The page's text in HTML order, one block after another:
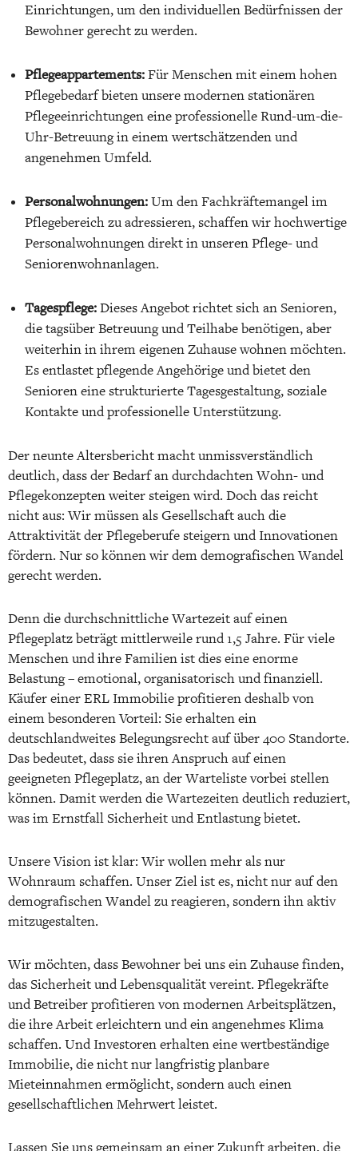
Einrichtungen, um den individuellen Bedürfnissen der
Bewohner gerecht zu werden.
Pflegeappartements:Für Menschen mit einem hohen
Pflegebedarf bieten unsere modernen stationären
Pflegeeinrichtungen eine professionelle Rund-um-die-
Uhr-Betreuung in einem wertschätzenden und
angenehmen Umfeld.
Personalwohnungen:Um den Fachkräftemangel im
Pflegebereich zu adressieren, schaffen wir hochwertige
Personalwohnungen direkt in unseren Pflege- und
Seniorenwohnanlagen.
Tagespflege:Dieses Angebot richtet sich an Senioren,
die tagsüber Betreuung und Teilhabe benötigen, aber
weiterhin in ihrem eigenen Zuhause wohnen möchten.
Es entlastet pflegende Angehörige und bietet den
Senioren eine strukturierte Tagesgestaltung, soziale
Kontakte und professionelle Unterstützung.
Der neunte Altersbericht macht unmissverständlich
deutlich, dass der Bedarf an durchdachten Wohn- und
Pflegekonzepten weiter steigen wird. Doch das reicht
nicht aus: Wir müssen als Gesellschaft auch die
Attraktivität der Pflegeberufe steigern und Innovationen
fördern. Nur so können wir dem demografischen Wandel
gerecht werden.
Denn die durchschnittliche Wartezeit auf einen
Pflegeplatz beträgt mittlerweile rund 1,5 Jahre. Für viele
Menschen und ihre Familien ist dies eine enorme
Belastung – emotional, organisatorisch und finanziell.
Käufer einer ERL Immobilie profitieren deshalb von
einem besonderen Vorteil: Sie erhalten ein
deutschlandweites Belegungsrecht auf über 400 Standorte.
Das bedeutet, dass sie ihren Anspruch auf einen
geeigneten Pflegeplatz, an der Warteliste vorbei stellen
können. Damit werden die Wartezeiten deutlich reduziert,
was im Ernstfall Sicherheit und Entlastung bietet.
Unsere Vision ist klar: Wir wollen mehr als nur
Wohnraum schaffen. Unser Ziel ist es, nicht nur auf den
demografischen Wandel zu reagieren, sondern ihn aktiv
mitzugestalten.
Wir möchten, dass Bewohner bei uns ein Zuhause finden,
das Sicherheit und Lebensqualität vereint. Pflegekräfte
und Betreiber profitieren von modernen Arbeitsplätzen,
die ihre Arbeit erleichtern und ein angenehmes Klima
schaffen. Und Investoren erhalten eine wertbeständige
Immobilie, die nicht nur langfristig planbare
Mieteinnahmen ermöglicht, sondern auch einen
gesellschaftlichen Mehrwert leistet.
Lassen Sie uns gemeinsam an einer Zukunft arbeiten, die